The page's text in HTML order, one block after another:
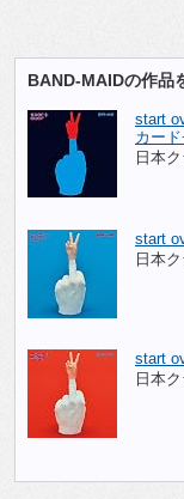
BAND-MAIDの作品
start
カー
日本
start
日本
start
日本